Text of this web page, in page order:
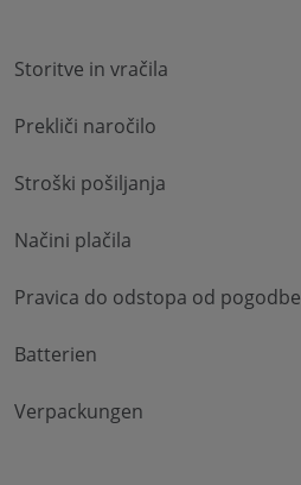
Storitve in vračila
Prekliči naročilo
Stroški pošiljanja
Načini plačila
Pravica do odstopa od pogodbe
Batterien
Verpackungen